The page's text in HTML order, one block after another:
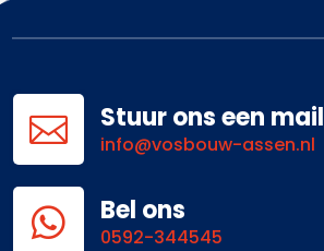
 Stuur ons een mail
info@vosbouw-assen.nl
 Bel ons
0592-344545